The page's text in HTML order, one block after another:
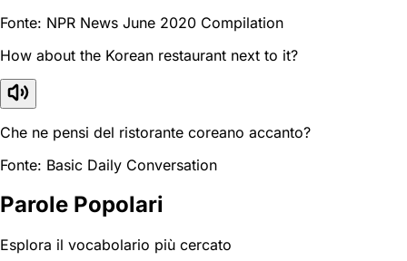
Fonte: NPR News June 2020 Compilation
How about the Korean restaurant next to it?
Che ne pensi del ristorante coreano accanto?
Fonte: Basic Daily Conversation
Parole Popolari
Esplora il vocabolario più cercato